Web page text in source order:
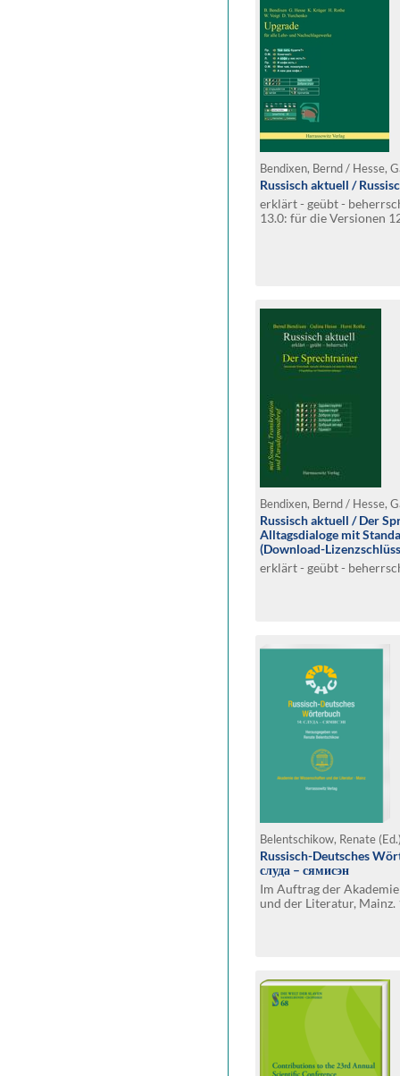
Russisch aktuell /
erklärt - geübt -
13.0: für die Versionen
Bendixen, Bernd / Hesse,
Russisch aktuell / Der
Alltagsdialoge mit
(Download-
erklärt - geübt -
Belentschikow, Renate
Russisch-Deutsches
слуда – сямисэн
Im Auftrag der
und der Literatur, Mainz.